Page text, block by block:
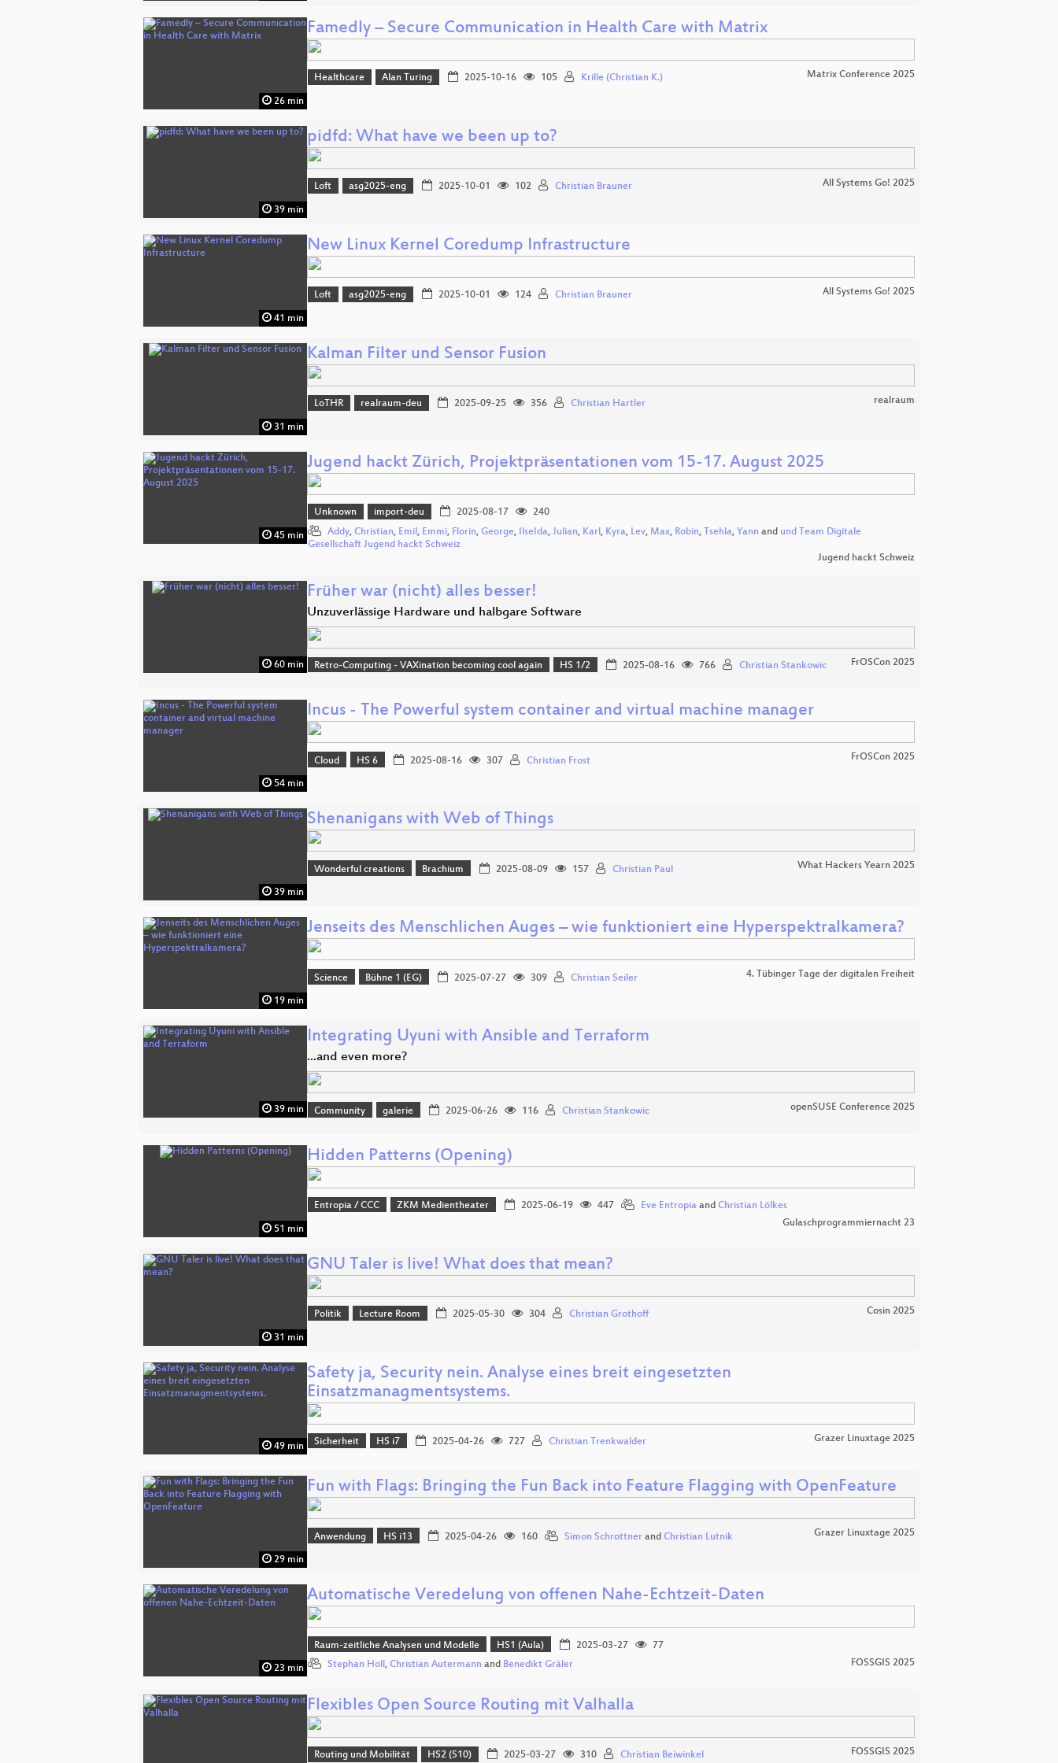
26 min
Famedly – Secure Communication in Health Care with Matrix
Healthcare Alan Turing 2025-10-16 105 Krille (Christian K.) Matrix Conference 2025
39 min
pidfd: What have we been up to?
Loft asg2025-eng 2025-10-01 102 Christian Brauner All Systems Go! 2025
41 min
New Linux Kernel Coredump Infrastructure
Loft asg2025-eng 2025-10-01 124 Christian Brauner All Systems Go! 2025
31 min
Kalman Filter und Sensor Fusion
LoTHR realraum-deu 2025-09-25 356 Christian Hartler realraum
45 min
Jugend hackt Zürich, Projektpräsentationen vom 15-17. August 2025
Unknown import-deu 2025-08-17
240
Addy, Christian, Emil , Emmi, Florin, George, IlseIda, Julian, Karl , Kyra, Lev, Max, Robin, Tsehla, Yann and und Team Digitale
Gesellschaft Jugend hackt Schweiz
Jugend hackt Schweiz
60 min
Früher war (nicht) alles besser!
Unzuverlässige Hardware und halbgare Software
Retro-Computing - VAXination becoming cool again HS 1/2 2025-08-16 766 Christian Stankowic FrOSCon 2025
54 min
Incus - The Powerful system container and virtual machine manager
Cloud HS 6 2025-08-16 307 Christian Frost FrOSCon 2025
39 min
Shenanigans with Web of Things
Wonderful creations Brachium 2025-08-09 157 Christian Paul What Hackers Yearn 2025
19 min
Jenseits des Menschlichen Auges – wie funktioniert eine Hyperspektralkamera?
Science Bühne 1 (EG) 2025-07-27 309 Christian Seiler 4. Tübinger Tage der digitalen Freiheit
39 min
Integrating Uyuni with Ansible and Terraform
...and even more?
Community galerie 2025-06-26 116 Christian Stankowic openSUSE Conference 2025
51 min
Hidden Patterns (Opening)
Entropia / CCC ZKM Medientheater 2025-06-19 447 Eve Entropiaand Christian Lölkes
Gulaschprogrammiernacht 23
31 min
GNU Taler is live! What does that mean?
Politik Lecture Room 2025-05-30 304 Christian Grothoff Cosin 2025
49 min
Safety ja, Security nein. Analyse eines breit eingesetzten
Einsatzmanagmentsystems.
Sicherheit HS i7 2025-04-26 727 Christian Trenkwalder Grazer Linuxtage 2025
29 min
Fun with Flags: Bringing the Fun Back into Feature Flagging with OpenFeature
Anwendung HS i13 2025-04-26 160 Simon Schrottnerand Christian Lutnik Grazer Linuxtage 2025
23 min
Automatische Veredelung von offenen Nahe-Echtzeit-Daten
Raum-zeitliche Analysen und Modelle HS1 (Aula) 2025-03-27
77
Stephan Holl, Christian Autermann and Benedikt Gräler FOSSGIS 2025
Flexibles Open Source Routing mit Valhalla
Routing und Mobilität HS2 (S10) 2025-03-27 310 Christian Beiwinkel FOSSGIS 2025